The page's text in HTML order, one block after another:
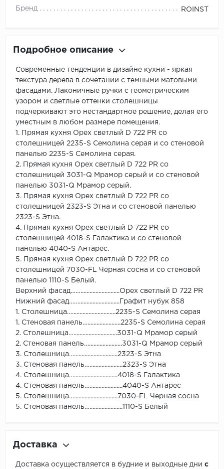
Бренд ROINST
Подробное описание
Современные тенденции в дизайне кухни - яркая
текстура дерева в сочетании с темными матовыми
фасадами. Лаконичные ручки с геометрическим
узором и светлые оттенки столешницы
подчеркивают это нестандартное решение, делая его
уместным в любом размере помещения.
1. Прямая кухня Орех светлый D 722 PR со
столешницей 2235-S Семолина серая и со стеновой
панелью 2235-S Семолина серая.
2. Прямая кухня Орех светлый D 722 PR со
столешницей 3031-Q Мрамор серый и со стеновой
панелью 3031-Q Мрамор серый.
3. Прямая кухня Орех светлый D 722 PR со
столешницей 2323-S Этна и со стеновой панелью
2323-S Этна.
4. Прямая кухня Орех светлый D 722 PR со
столешницей 4018-S Галактика и со стеновой
панелью 4040-S Антарес.
5. Прямая кухня Орех светлый D 722 PR со
столешницей 7030-FL Черная сосна и со стеновой
панелью 1110-S Белый.
Верхний фасад……..........................Орех светлый D 722 PR
Нижний фасад……...........................Графит нубук 858
1. Столешница….............................2235-S Семолина серая
1. Стеновая панель…......................2235-S Семолина серая
2. Столешница….............................3031-Q Мрамор серый
2. Стеновая панель…......................3031-Q Мрамор серый
3. Столешница….............................2323-S Этна
3. Стеновая панель…......................2323-S Этна
4. Столешница….............................4018-S Галактика
4. Стеновая панель…......................4040-S Антарес
5. Столешница….............................7030-FL Черная сосна
5. Стеновая панель…......................1110-S Белый
Доставка
Доставка осуществляется в будние и выходные дни с